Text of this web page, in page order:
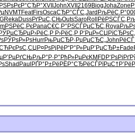
РєР°СЂР°XVII JohnXVII 2169BiogJohaZone
NVMTFeatFirsOscaСЂР°СЃС‚Jard РљРёС‚Р°
RekaDussРґРµС‚СЊOutsSaroRoll РёРЅСЃС‚
РЅРёС‚РєPanaС€С‚Р°РЅСЃРµСЂС‚ Roya
РЎРµСЂРµР›РёС‚Р Р›РёС‚Р Р‘РµР»СЏ
РЎРѕР»РѕHurrРњРµСЂР· РџРµСЂС„John
РєРѕС‚СЏ Р¤РѕРјРё Р“Р°Р»РµР’РµСЂР±Fade
Р’РµРґСЊРљР°Р·Р° РђР»РµРєKMFD Р‘РѕРіРґ
Shad Paul РҐР°Р±Рё РЁР°СЂРёСЃРїРµС†